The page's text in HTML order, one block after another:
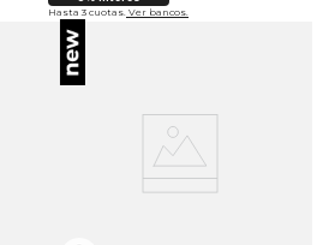
Hasta 3 cuotas. Ver bancos.